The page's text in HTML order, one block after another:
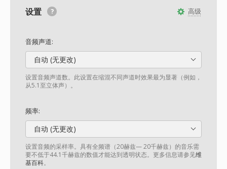
高级
设置
音频声道:
自动 (无更改)
设置音频声道数。此设置在缩混不同声道时效果最为显著（例如，
从5.1至立体声）。
频率:
自动 (无更改)
设置音频的采样率。具有全频谱（20赫兹— 20千赫兹）的音乐需
要不低于44.1千赫兹的数值才能达到透明状态。更多信息请参见维
基百科。